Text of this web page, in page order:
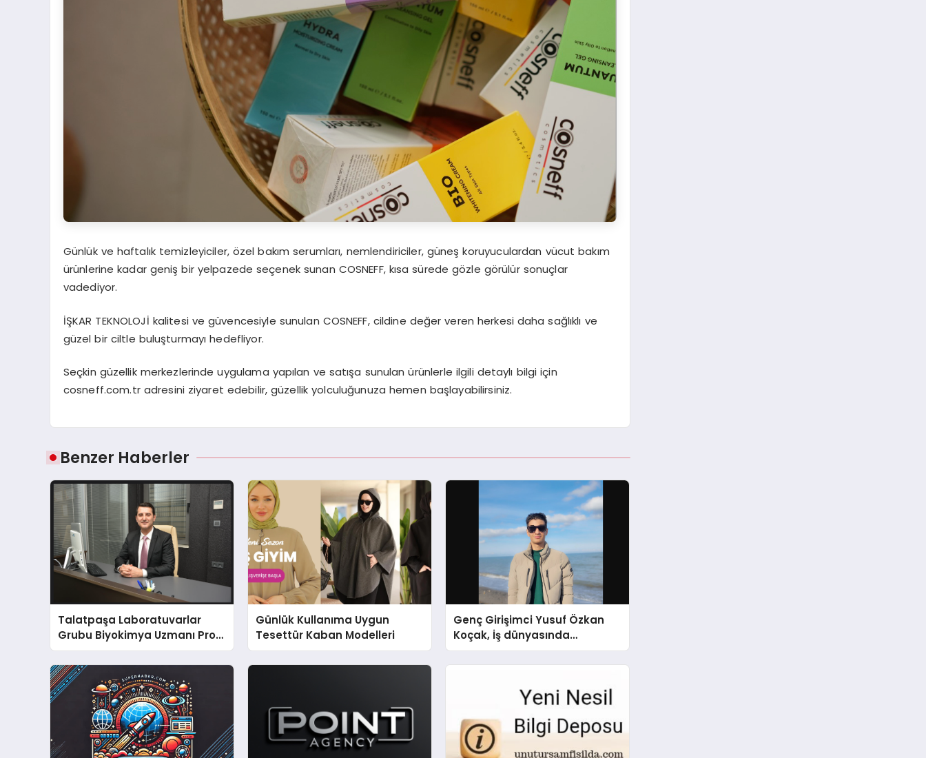
Günlük ve haftalık temizleyiciler, özel bakım serumları, nemlendiriciler, güneş koruyuculardan vücut bakım
ürünlerine kadar geniş bir yelpazede seçenek sunan COSNEFF, kısa sürede gözle görülür sonuçlar
vadediyor.
İŞKAR TEKNOLOJİ kalitesi ve güvencesiyle sunulan COSNEFF, cildine değer veren herkesi daha sağlıklı ve
güzel bir ciltle buluşturmayı hedefliyor.
Seçkin güzellik merkezlerinde uygulama yapılan ve satışa sunulan ürünlerle ilgili detaylı bilgi için
cosneff.com.tr adresini ziyaret edebilir, güzellik yolculuğunuza hemen başlayabilirsiniz.
Benzer Haberler
Talatpaşa Laboratuvarlar
Grubu Biyokimya Uzmanı Prof.
Dr. Ahmet Var
Günlük Kullanıma Uygun
Tesettür Kaban Modelleri
Genç Girişimci Yusuf Özkan
Koçak, İş dünyasında
Başarılarıyla Tanınıyor!